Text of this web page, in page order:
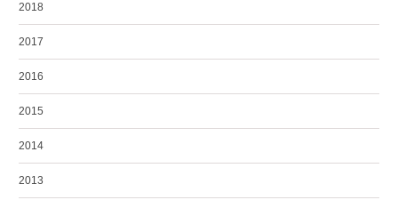
2018
2017
2016
2015
2014
2013